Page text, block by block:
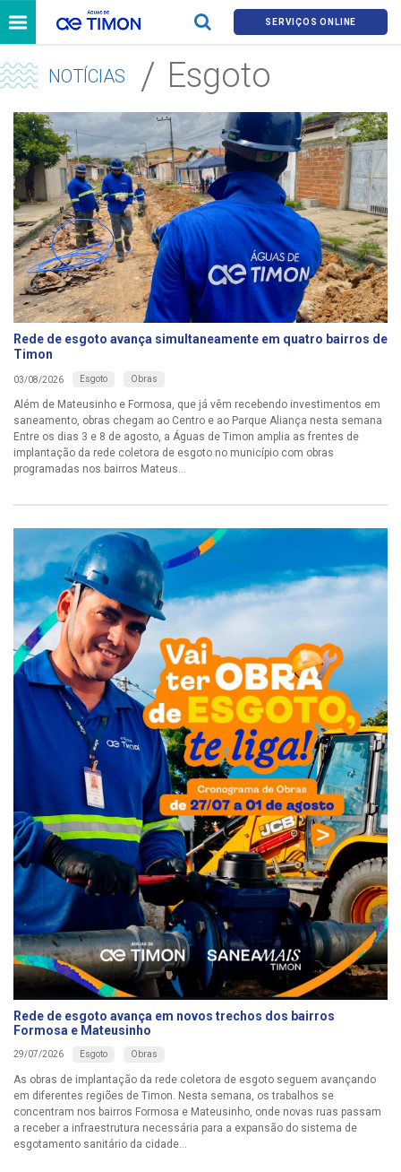
SERVIÇOS ONLINE
NOTÍCIAS Esgoto
Rede de esgoto avança simultaneamente em quatro bairros de
Timon
03/08/2026 Esgoto Obras
Além de Mateusinho e Formosa, que já vêm recebendo investimentos em
saneamento, obras chegam ao Centro e ao Parque Aliança nesta semana
Entre os dias 3 e 8 de agosto, a Águas de Timon amplia as frentes de
implantação da rede coletora de esgoto no município com obras
programadas nos bairros Mateus...
Rede de esgoto avança em novos trechos dos bairros
Formosa e Mateusinho
29/07/2026 Esgoto Obras
As obras de implantação da rede coletora de esgoto seguem avançando
em diferentes regiões de Timon. Nesta semana, os trabalhos se
concentram nos bairros Formosa e Mateusinho, onde novas ruas passam
a receber a infraestrutura necessária para a expansão do sistema de
esgotamento sanitário da cidade...